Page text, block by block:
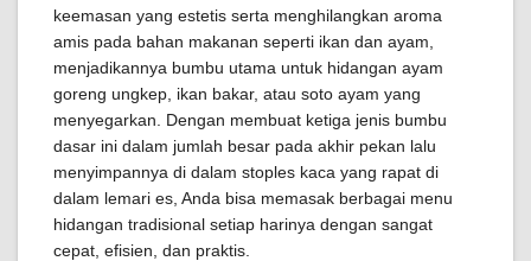
keemasan yang estetis serta menghilangkan aroma
amis pada bahan makanan seperti ikan dan ayam,
menjadikannya bumbu utama untuk hidangan ayam
goreng ungkep, ikan bakar, atau soto ayam yang
menyegarkan. Dengan membuat ketiga jenis bumbu
dasar ini dalam jumlah besar pada akhir pekan lalu
menyimpannya di dalam stoples kaca yang rapat di
dalam lemari es, Anda bisa memasak berbagai menu
hidangan tradisional setiap harinya dengan sangat
cepat, efisien, dan praktis.